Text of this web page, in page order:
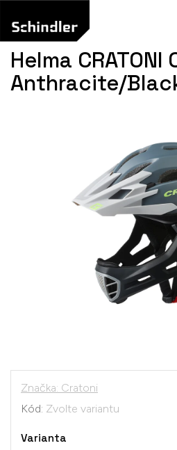
obsah
Helma
Anthracite/
Značka: Cratoni
Kód: Zvolte variantu
Varianta